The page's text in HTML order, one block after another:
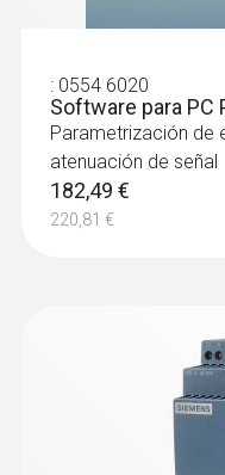
proceso con
supervisión de
humedad
: 0554 6020
Software para PC
Parametrización de
atenuación de señal
182,49 €
220,81 €